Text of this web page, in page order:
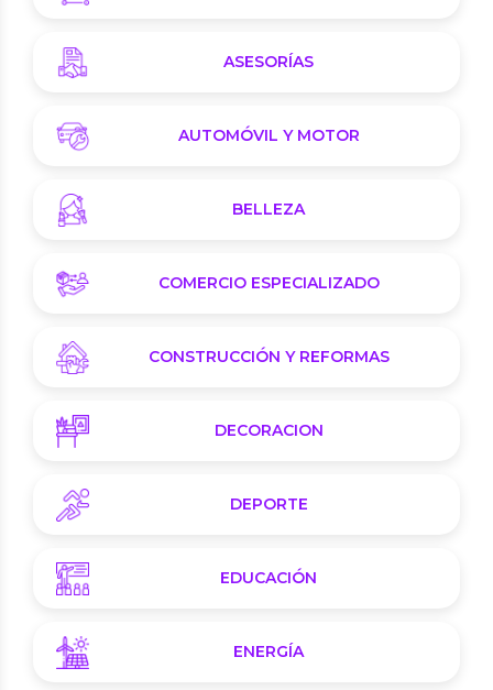
ASESORÍAS
AUTOMÓVIL Y MOTOR
BELLEZA
COMERCIO ESPECIALIZADO
CONSTRUCCIÓN Y REFORMAS
DECORACION
DEPORTE
EDUCACIÓN
ENERGÍA